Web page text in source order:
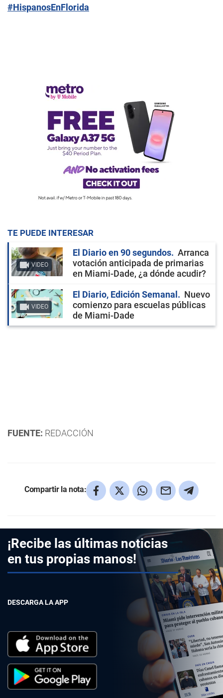
#HispanosEnFlorida
TE PUEDE INTERESAR
VIDEO
El Diario en 90 segundos
Arranca
votación anticipada de primarias
en Miami-Dade, ¿a dónde acudir?
VIDEO
El Diario, Edición Semanal
Nuevo
comienzo para escuelas públicas
de Miami-Dade
FUENTE: REDACCIÓN
Compartir la nota:
¡Recibe las últimas noticias
en tus propias manos!
DESCARGA LA APP